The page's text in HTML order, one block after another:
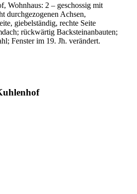
Wohnhaus: 2 – geschossig mit
durchgezogenen Achsen,
giebelständig, rechte Seite
rückwärtig Backsteinanbauten;
Fenster im 19. Jh. verändert.